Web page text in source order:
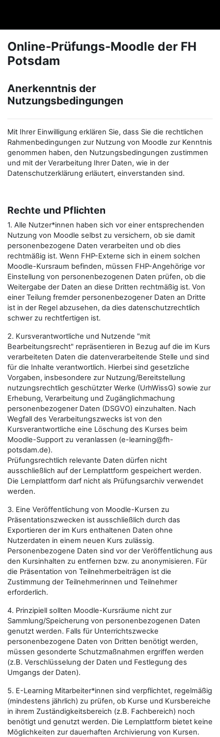
Online-Prüfungs-Moodle der FH
Potsdam
Anerkenntnis der
Nutzungsbedingungen
Mit Ihrer Einwilligung erklären Sie, dass Sie die rechtlichen
Rahmenbedingungen zur Nutzung von Moodle zur Kenntnis
genommen haben, den Nutzungsbedingungen zustimmen
und mit der Verarbeitung Ihrer Daten, wie in der
Datenschutzerklärung erläutert, einverstanden sind.
Rechte und Pflichten
1. Alle Nutzer*innen haben sich vor einer entsprechenden
Nutzung von Moodle selbst zu versichern, ob sie damit
personenbezogene Daten verarbeiten und ob dies
rechtmäßig ist. Wenn FHP-Externe sich in einem solchen
Moodle-Kursraum befinden, müssen FHP-Angehörige vor
Einstellung von personenbezogenen Daten prüfen, ob die
Weitergabe der Daten an diese Dritten rechtmäßig ist. Von
einer Teilung fremder personenbezogener Daten an Dritte
ist in der Regel abzusehen, da dies datenschutzrechtlich
schwer zu rechtfertigen ist.
2. Kursverantwortliche und Nutzende "mit
Bearbeitungsrecht" repräsentieren in Bezug auf die im Kurs
verarbeiteten Daten die datenverarbeitende Stelle und sind
für die Inhalte verantwortlich. Hierbei sind gesetzliche
Vorgaben, insbesondere zur Nutzung/Bereitstellung
nutzungsrechtlich geschützter Werke (UrhWissG) sowie zur
Erhebung, Verarbeitung und Zugänglichmachung
personenbezogener Daten (DSGVO) einzuhalten. Nach
Wegfall des Verarbeitungszwecks ist von den
Kursverantwortliche eine Löschung des Kurses beim
Moodle-Support zu veranlassen (e-learning@fh-
potsdam.de).
Prüfungsrechtlich relevante Daten dürfen nicht
ausschließlich auf der Lernplattform gespeichert werden.
Die Lernplattform darf nicht als Prüfungsarchiv verwendet
werden.
3. Eine Veröffentlichung von Moodle-Kursen zu
Präsentationszwecken ist ausschließlich durch das
Exportieren der im Kurs enthaltenen Daten ohne
Nutzerdaten in einem neuen Kurs zulässig.
Personenbezogene Daten sind vor der Veröffentlichung aus
den Kursinhalten zu entfernen bzw. zu anonymisieren. Für
die Präsentation von Teilnehmerbeiträgen ist die
Zustimmung der Teilnehmerinnen und Teilnehmer
erforderlich.
4. Prinzipiell sollten Moodle-Kursräume nicht zur
Sammlung/Speicherung von personenbezogenen Daten
genutzt werden. Falls für Unterrichtszwecke
personenbezogene Daten von Dritten benötigt werden,
müssen gesonderte Schutzmaßnahmen ergriffen werden
(z.B. Verschlüsselung der Daten und Festlegung des
Umgangs der Daten).
5. E-Learning Mitarbeiter*innen sind verpflichtet, regelmäßig
(mindestens jährlich) zu prüfen, ob Kurse und Kursbereiche
in ihrem Zuständigkeitsbereich (z.B. Fachbereich) noch
benötigt und genutzt werden. Die Lernplattform bietet keine
Möglichkeiten zur dauerhaften Archivierung von Kursen.